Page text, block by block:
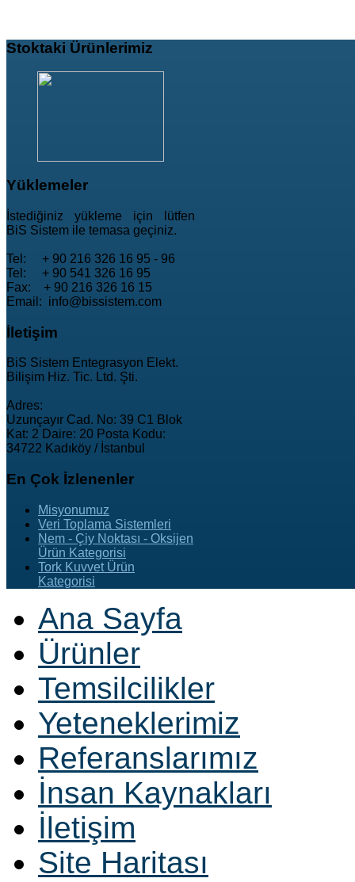
Stoktaki Ürünlerimiz
Yüklemeler
İstediğiniz yükleme için lütfen
BiS Sistem ile temasa geçiniz.
Tel: + 90 216 326 16 95 - 96
Tel: + 90 541 326 16 95
Fax: + 90 216 326 16 15
Email: info@bissistem.com
İletişim
BiS Sistem Entegrasyon Elekt.
Bilişim Hiz. Tic. Ltd. Şti.
Adres:
Uzunçayır Cad. No: 39 C1 Blok
Kat: 2 Daire: 20 Posta Kodu:
34722 Kadıköy / İstanbul
En Çok İzlenenler
Misyonumuz
Veri Toplama Sistemleri
Nem - Çiy Noktası - Oksijen
Ürün Kategorisi
Tork Kuvvet Ürün
Kategorisi
Ana Sayfa
Ürünler
Temsilcilikler
Yeteneklerimiz
Referanslarımız
İnsan Kaynakları
İletişim
Site Haritası